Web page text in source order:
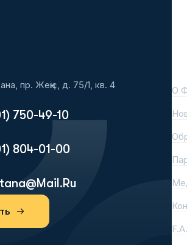
пр. Жеңіс, д. 75/1, кв. 4
750-49-10
804-01-00
О